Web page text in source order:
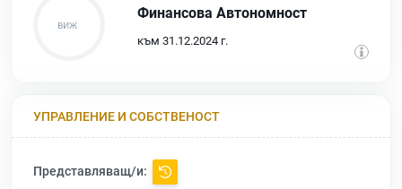
Финансова Автономност
към 31.12.2024 г.
УПРАВЛЕНИЕ И СОБСТВЕНОСТ
Представляващ/и: